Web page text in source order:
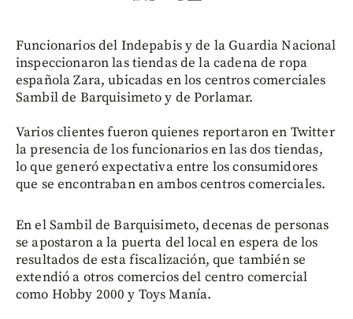
Funcionarios del Indepabis y de la Guardia Nacional
inspeccionaron las tiendas de la cadena de ropa
española Zara, ubicadas en los centros comerciales
Sambil de Barquisimeto y de Porlamar.
Varios clientes fueron quienes reportaron en Twitter
la presencia de los funcionarios en las dos tiendas,
lo que generó expectativa entre los consumidores
que se encontraban en ambos centros comerciales.
En el Sambil de Barquisimeto, decenas de personas
se apostaron a la puerta del local en espera de los
resultados de esta fiscalización, que también se
extendió a otros comercios del centro comercial
como Hobby 2000 y Toys Manía.